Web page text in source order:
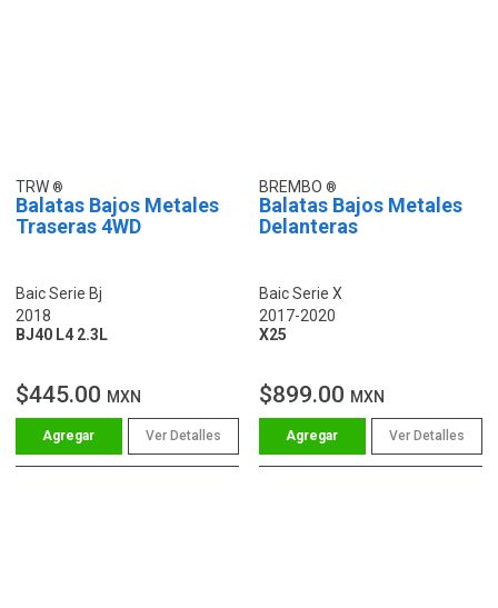
TRW
Balatas Bajos Metales
Traseras 4WD
Baic Serie Bj
2018
BJ40 L4 2.3L
$445.00 MXN
Ver Detalles
BREMBO
Balatas Bajos Metales
Delanteras
Baic Serie X
2017-2020
X25
$899.00 MXN
Ver Detalles